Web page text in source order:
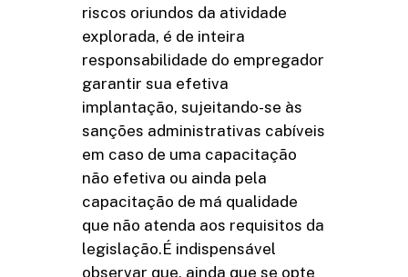
riscos oriundos da atividade
explorada, é de inteira
responsabilidade do empregador
garantir sua efetiva
implantação, sujeitando-se às
sanções administrativas cabíveis
em caso de uma capacitação
não efetiva ou ainda pela
capacitação de má qualidade
que não atenda aos requisitos da
legislação.É indispensável
observar que, ainda que se opte